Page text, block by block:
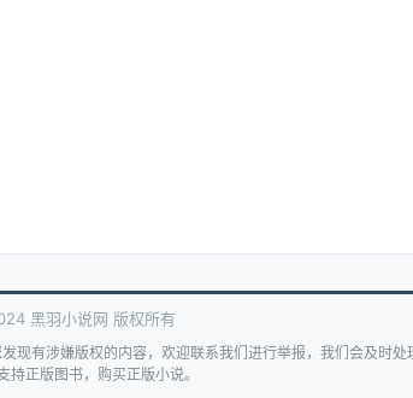
黑羽小说网 版权所有
现有涉嫌版权的内容，欢迎联系我们进行举报，我们会及时处
持正版图书，购买正版小说。